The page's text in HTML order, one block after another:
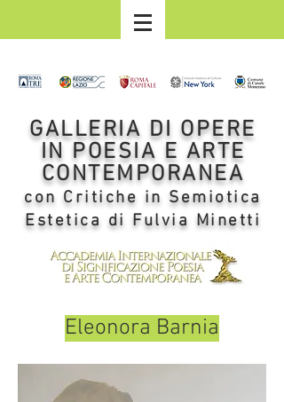
GALLERIA DI OPERE
IN POESIA E ARTE
CONTEMPORANEA
con Critiche in Semiotica
Estetica di Fulvia Minetti
Eleonora Barnia